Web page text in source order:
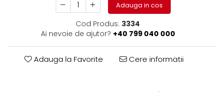
Motoare electrice si pompe
hidraulice
Role, bucse si bolturi
Adauga in cos
Cod Produs: 3334
Ai nevoie de ajutor? +40 799 040 000
Adauga la Favorite Cere informatii